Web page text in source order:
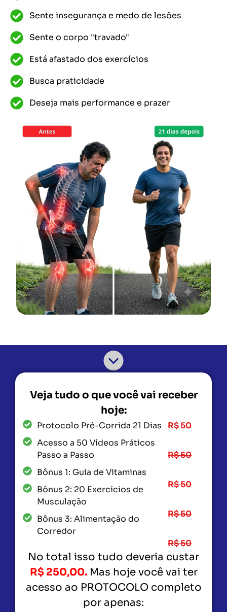
Sente insegurança e medo de lesões
Sente o corpo "travado"
Está afastado dos exercícios
Busca praticidade
Deseja mais performance e prazer
Veja tudo o que você vai receber
hoje:
Protocolo Pré-Corrida 21 Dias
Acesso a 50 Vídeos Práticos
Passo a Passo
Bônus 1: Guia de Vitaminas
Bônus 2: 20 Exercícios de
Musculação
Bônus 3: Alimentação do
Corredor
R$ 50
R$ 50
R$ 50
R$ 50
R$ 50
No total isso tudo deveria custar
R$ 250,00.Mas hoje você vai ter
acesso ao PROTOCOLO completo
por apenas: